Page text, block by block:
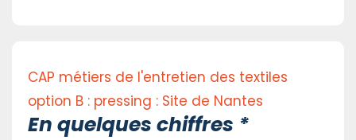
CAP métiers de l'entretien des textiles
option B : pressing : Site de Nantes
En quelques chiffres *